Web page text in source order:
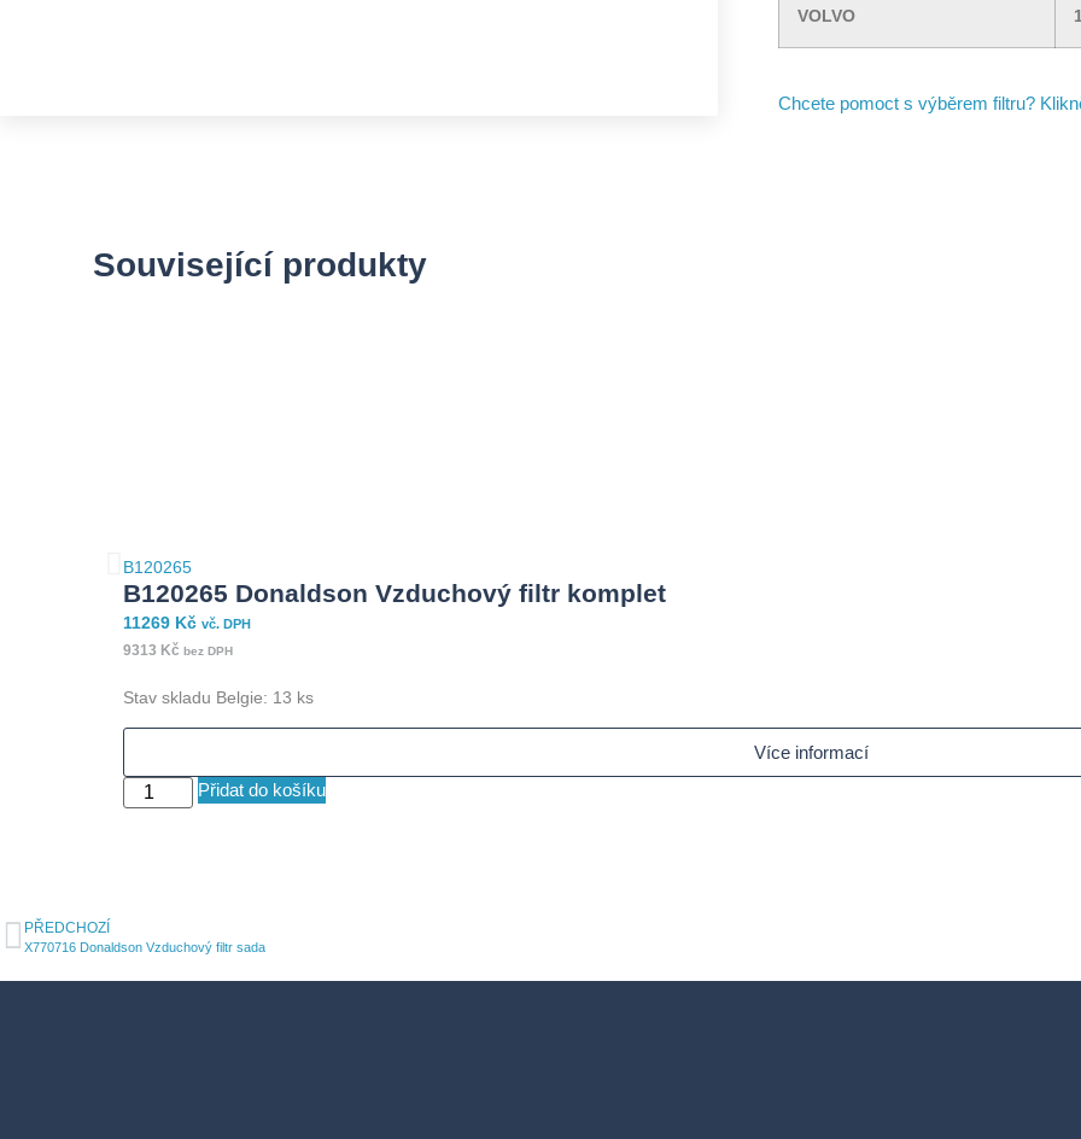
VOLVO
Chcete pomoct s výběrem filtru?
Související produkty
B120265
B120265 Donaldson Vzduchový filtr komplet
11269 Kč vč. DPH
9313 Kč bez DPH
Stav skladu Belgie: 13 ks
Více informací
Přidat do košíku
PŘEDCHOZÍ
X770716 Donaldson Vzduchový filtr sada